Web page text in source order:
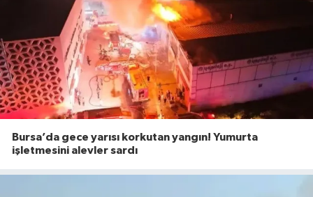
Bursa’da gece yarısı korkutan yangın! Yumurta
işletmesini alevler sardı